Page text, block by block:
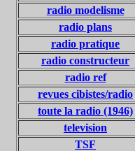
radio modelisme
radio plans
radio pratique
radio constructeur
radio ref
revues cibistes/radio
toute la radio (1946)
television
TSF